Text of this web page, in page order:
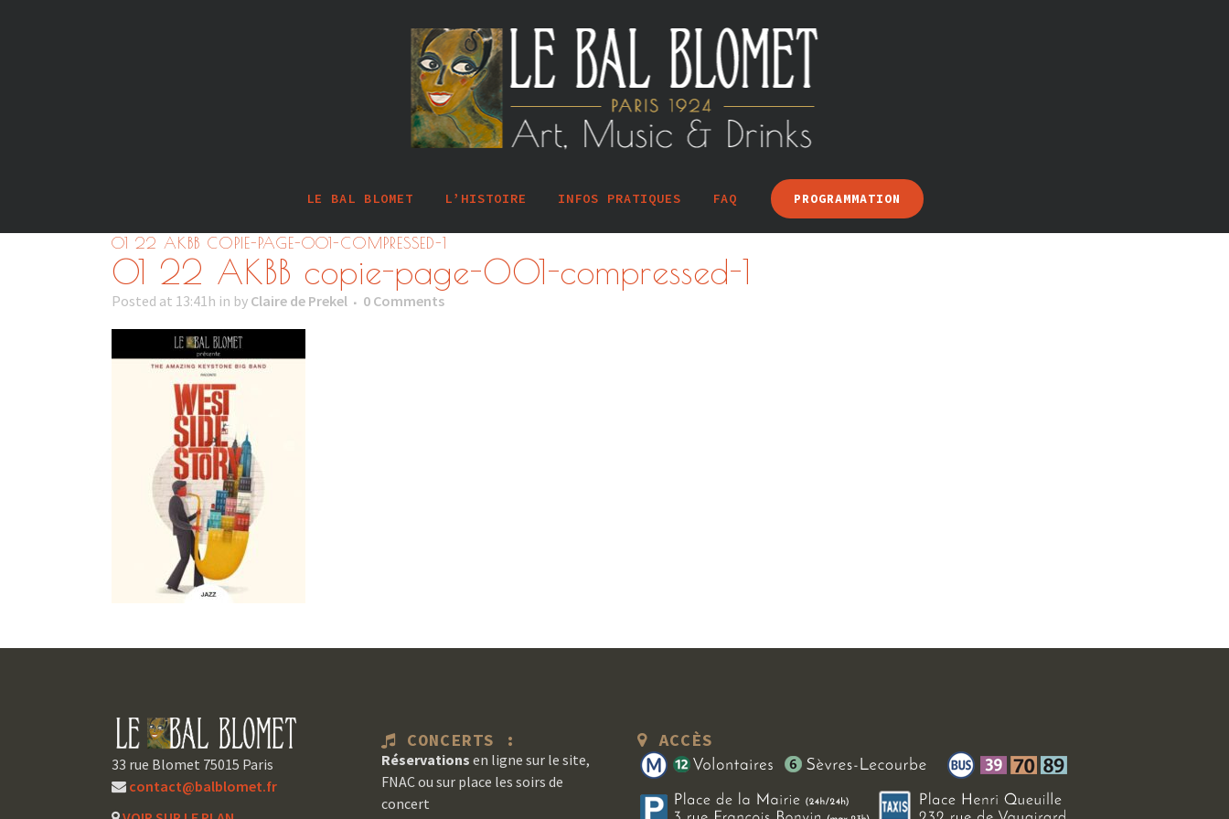
LE BAL BLOMET L’HISTOIRE INFOS PRATIQUES FAQ PROGRAMMATION
01 22 AKBB COPIE-PAGE-001-COMPRESSED-1
01 22 AKBB copie-page-001-compressed-1
Posted at 13:41h in by Claire de Prekel 0 Comments
33 rue Blomet 75015 Paris
contact@balblomet.fr
CONCERTS :
Réservations en ligne sur le site,
FNAC ou sur place les soirs de
concert
ACCÈS